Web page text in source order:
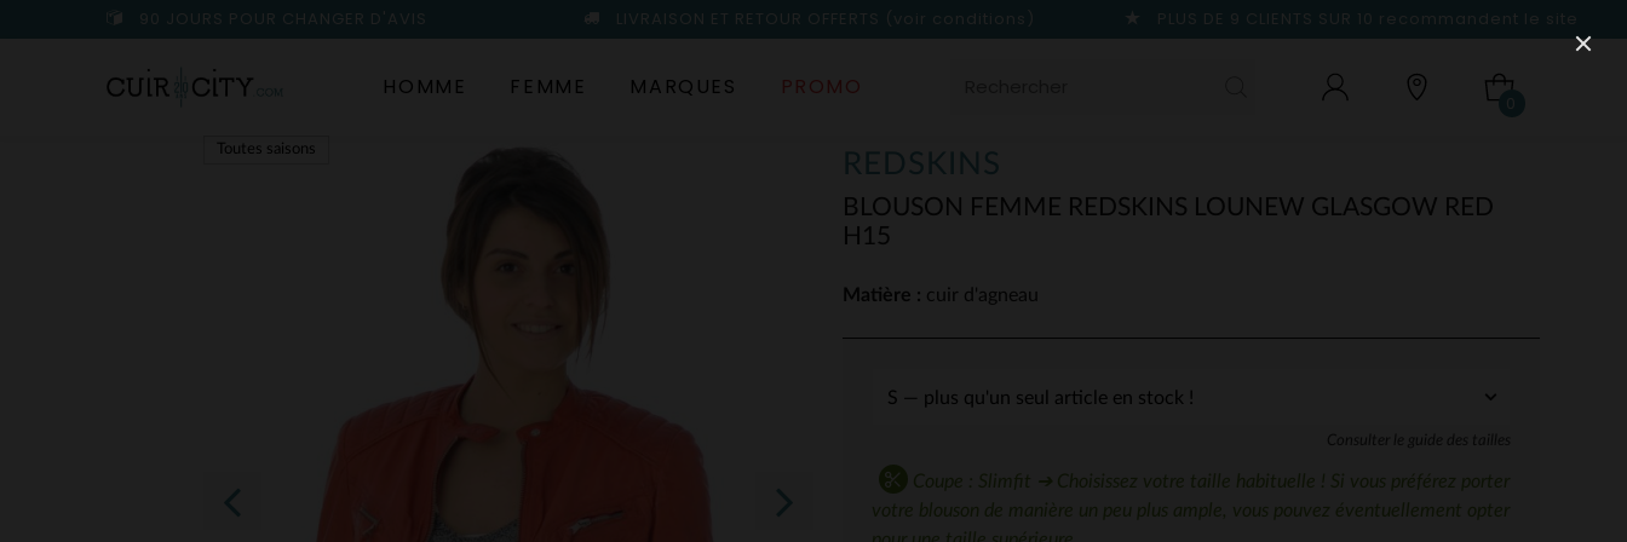
90 JOURS POUR CHANGER D'AVIS LIVRAISON ET RETOUR OFFERTS (voir conditions) PLUS DE 9 CLIENTS SUR 10 recommandent le site
HOMME FEMME MARQUES PROMO
0
REDSKINS
BLOUSON FEMME REDSKINS LOUNEW GLASGOW RED
H15
Toutes saisons
Matière : cuir d'agneau
Consulter le guide des tailles
Coupe : Slimfit ➔ Choisissez votre taille habituelle ! Si vous préférez porter
votre blouson de manière un peu plus ample, vous pouvez éventuellement opter